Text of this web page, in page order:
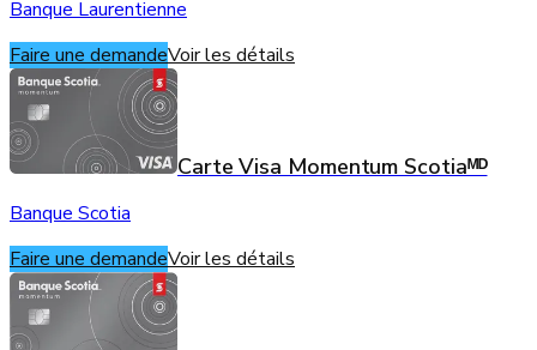
Banque Laurentienne
Faire une demandeVoir les détails
Carte Visa Momentum Scotiaᴹᴰ
Banque Scotia
Faire une demandeVoir les détails